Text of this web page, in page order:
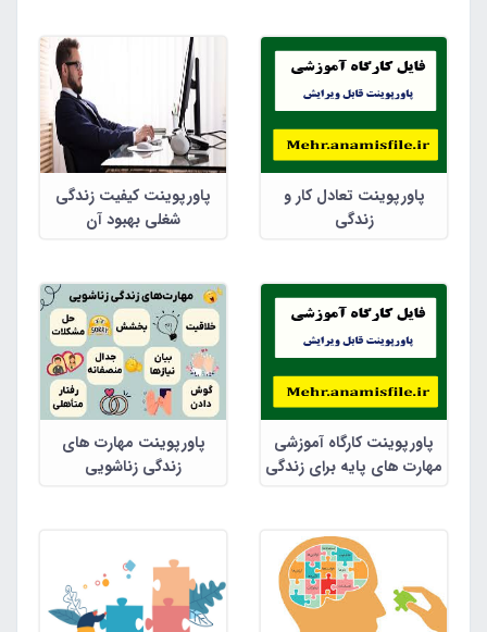
عبدالوهاب سماوی(فایل پی
دی اف)
پاورپوینت تعادل کار و
زندگی
پاورپوینت کیفیت زندگی
شغلی بهبود آن
پاورپوینت کارگاه آموزشی
مهارت های پایه برای زندگی
پاورپوینت مهارت های
زندگی زناشویی